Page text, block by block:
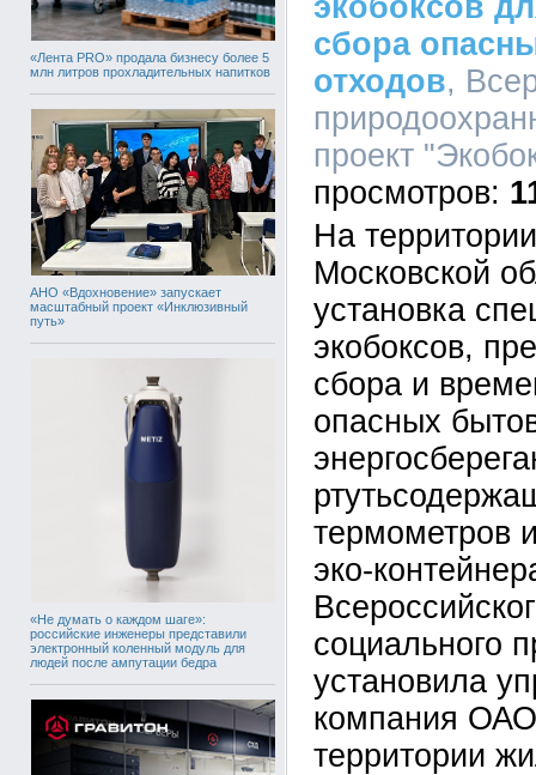
«Лента PRO» продала бизнесу более 5
млн литров прохладительных напитков
АНО «Вдохновение» запускает
масштабный проект «Инклюзивный
путь»
«Не думать о каждом шаге»:
российские инженеры представили
электронный коленный модуль для
людей после ампутации бедра
экобоксов
сбора
отходов,
проект
На
Московской
установка
экобоксов,
сбора и
опасных
термометров
эко-
социального
установила
компания
территории